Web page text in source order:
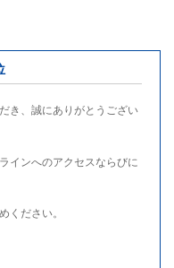
き、誠にありがとうござい
インへのアクセスならびに
ください。